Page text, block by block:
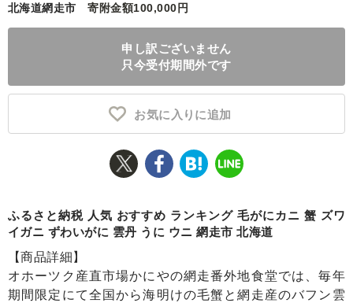
北海道網走市 寄附金額100,000円
申し訳ございません
只今受付期間外です
お気に入りに追加
ふるさと納税 人気 おすすめ ランキング 毛がにカニ 蟹 ズワ
イガニ ずわいがに 雲丹 うに ウニ 網走市 北海道
【商品詳細】
オホーツク産直市場かにやの網走番外地食堂では、毎年
期間限定にて全国から海明けの毛蟹と網走産のバフン雲